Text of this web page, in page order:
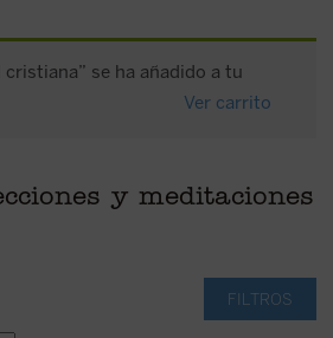
cristiana” se ha añadido a tu
Ver carrito
y meditaciones
FILTROS